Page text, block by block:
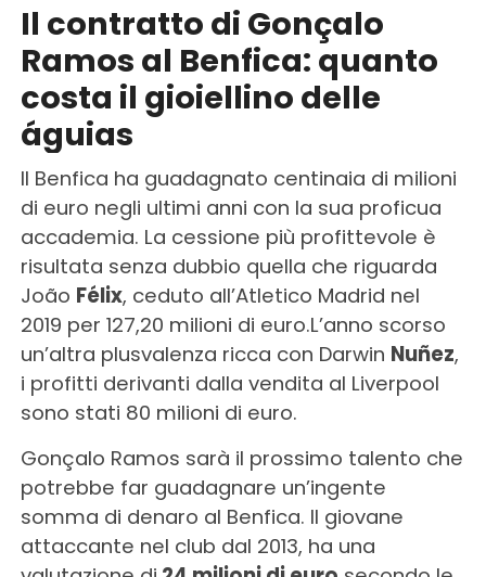
Il contratto di Gonçalo
Ramos al Benfica: quanto
costa il gioiellino delle
águias
Il Benfica ha guadagnato centinaia di milioni
di euro negli ultimi anni con la sua proficua
accademia. La cessione più profittevole è
risultata senza dubbio quella che riguarda
João Félix, ceduto all’Atletico Madrid nel
2019 per 127,20 milioni di euro.L’anno scorso
un’altra plusvalenza ricca con Darwin Nuñez,
i profitti derivanti dalla vendita al Liverpool
sono stati 80 milioni di euro.
Gonçalo Ramos sarà il prossimo talento che
potrebbe far guadagnare un’ingente
somma di denaro al Benfica. Il giovane
attaccante nel club dal 2013, ha una